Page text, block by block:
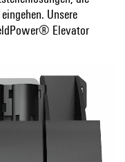
Unsere
Elevator